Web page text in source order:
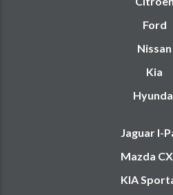
Ford
Nissan
Kia
Jaguar I-
Mazda
KIA